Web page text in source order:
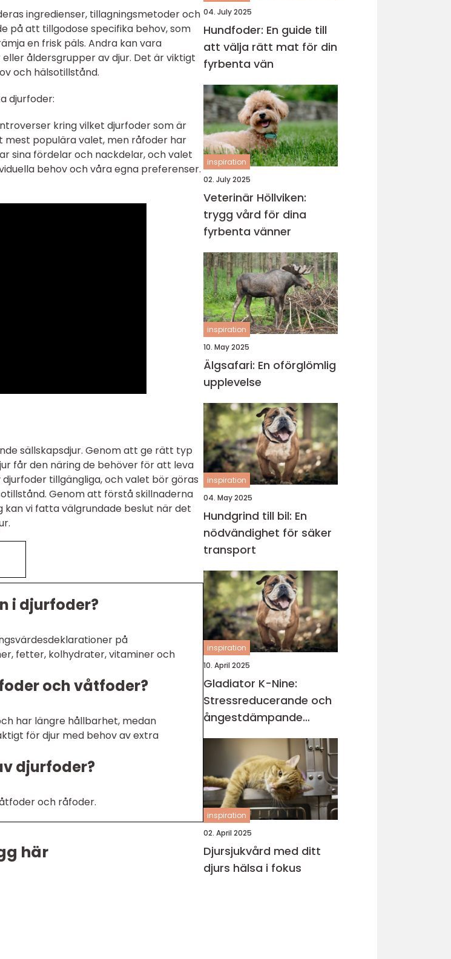
ingredienser, tillagningsmetoder och
på att tillgodose specifika behov, som
en frisk päls. Andra kan vara
åldersgrupper av djur. Det är viktigt
och hälsotillstånd.
djurfoder:
kring vilket djurfoder som är
mest populära valet, men råfoder har
sina fördelar och nackdelar, och valet
behov och våra egna preferenser.
sällskapsdjur. Genom att ge rätt typ
får den näring de behöver för att leva
tillgängliga, och valet bör göras
Genom att förstå skillnaderna
kan vi fatta välgrundade beslut när det
i djurfoder?
på
fetter, kolhydrater, vitaminer och
och våtfoder?
har längre hållbarhet, medan
för djur med behov av extra
djurfoder?
och råfoder.
här
04. July 2025
Hundfoder: En guide till
att välja rätt mat för din
fyrbenta vän
inspiration
02. July 2025
Veterinär Höllviken:
trygg vård för dina
fyrbenta vänner
inspiration
10. May 2025
Älgsafari: En oförglömlig
upplevelse
inspiration
04. May 2025
Hundgrind till bil: En
nödvändighet för säker
transport
inspiration
10. April 2025
Gladiator K-Nine:
Stressreducerande och
ångestdämpande
hundhalsband
inspiration
02. April 2025
Djursjukvård med ditt
djurs hälsa i fokus